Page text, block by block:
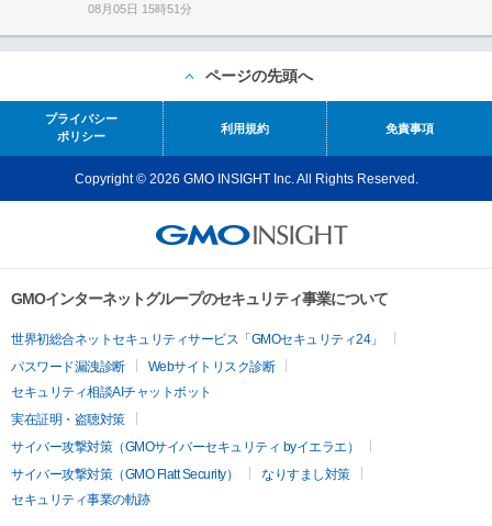
08月05日 15時51分
ページの先頭へ
プライバシー
ポリシー
利用規約 免責事項
Copyright © 2026 GMO INSIGHT Inc. All Rights Reserved.
GMOインターネットグループのセキュリティ事業について
世界初総合ネットセキュリティサービス「GMOセキュリティ24」
パスワード漏洩診断
Webサイトリスク診断
セキュリティ相談AIチャットボット
実在証明・盗聴対策
サイバー攻撃対策（GMOサイバーセキュリティ byイエラエ）
サイバー攻撃対策（GMO Flatt Security）
なりすまし対策
セキュリティ事業の軌跡